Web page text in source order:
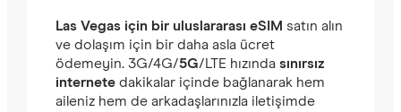
Las Vegas için bir uluslararası eSIM satın alın
ve dolaşım için bir daha asla ücret
ödemeyin. ‎3G/4G/5G/LTE hızında sınırsız
internetedakikalar içinde bağlanarak hem
aileniz hem de arkadaşlarınızla iletişimde